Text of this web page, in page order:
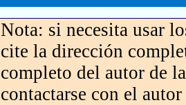
Nota: si necesita usar
cite la dirección
completo del autor de
contactarse con el